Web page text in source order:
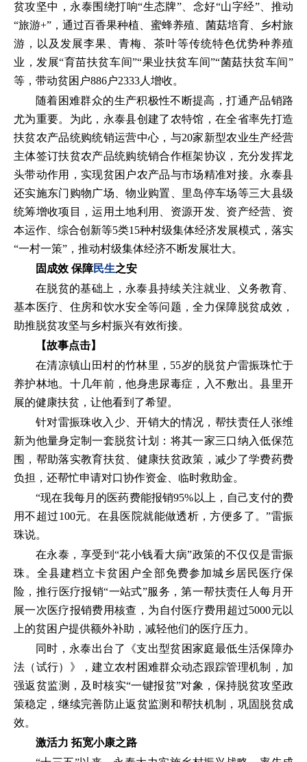
贫攻坚中，永泰围绕打响“生态牌”、念好“山字经”、推动
“旅游+”，通过百香果种植、蜜蜂养殖、菌菇培育、乡村旅
游，以及发展李果、青梅、茶叶等传统特色优势种养殖
业，发展“育苗扶贫车间”“果业扶贫车间”“菌菇扶贫车间”
等，带动贫困户886户2333人增收。
随着困难群众的生产积极性不断提高，打通产品销路
尤为重要。为此，永泰县创建了农特馆，在全省率先打造
扶贫农产品统购统销运营中心，与20家新型农业生产经营
主体签订扶贫农产品统购统销合作框架协议，充分发挥龙
头带动作用，实现贫困户农产品与市场精准对接。永泰县
还实施东门购物广场、物业购置、里岛停车场等三大县级
统筹增收项目，运用土地利用、资源开发、资产经营、资
本运作、综合创新等5类15种村级集体经济发展模式，落实
“一村一策”，推动村级集体经济不断发展壮大。
固成效 保障民生之安
在脱贫的基础上，永泰县持续关注就业、义务教育、
基本医疗、住房和饮水安全等问题，全力保障脱贫成效，
助推脱贫攻坚与乡村振兴有效衔接。
【故事点击】
在清凉镇山田村的竹林里，55岁的脱贫户雷振珠忙于
养护林地。十几年前，他身患尿毒症，入不敷出。县里开
展的健康扶贫，让他看到了希望。
针对雷振珠收入少、开销大的情况，帮扶责任人张维
新为他量身定制一套脱贫计划：将其一家三口纳入低保范
围，帮助落实教育扶贫、健康扶贫政策，减少了学费药费
负担，还帮忙申请对口协作资金、临时救助金。
“现在我每月的医药费能报销95%以上，自己支付的费
用不超过100元。在县医院就能做透析，方便多了。”雷振
珠说。
在永泰，享受到“花小钱看大病”政策的不仅仅是雷振
珠。全县建档立卡贫困户全部免费参加城乡居民医疗保
险，推行医疗报销“一站式”服务，第一帮扶责任人每月开
展一次医疗报销费用核查，为自付医疗费用超过5000元以
上的贫困户提供额外补助，减轻他们的医疗压力。
同时，永泰出台了《支出型贫困家庭最低生活保障办
法（试行）》，建立农村困难群众动态跟踪管理机制，加
强返贫监测，及时核实“一键报贫”对象，保持脱贫攻坚政
策稳定，继续完善防止返贫监测和帮扶机制，巩固脱贫成
效。
激活力 拓宽小康之路